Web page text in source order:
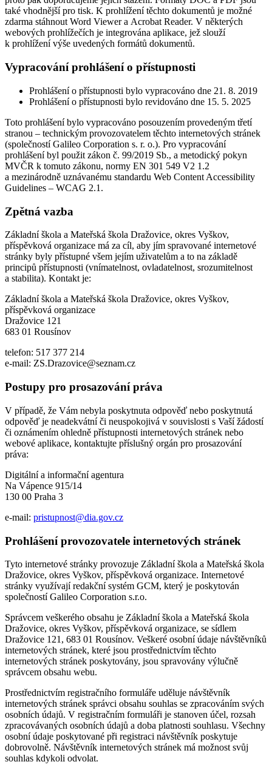
také vhodnější pro tisk. K prohlížení těchto dokumentů je možné
zdarma stáhnout Word Viewer a Acrobat Reader. V některých
webových prohlížečích je integrována aplikace, jež slouží
k prohlížení výše uvedených formátů dokumentů.
Vypracování prohlášení o přístupnosti
Prohlášení o přístupnosti bylo vypracováno dne 21. 8. 2019
Prohlášení o přístupnosti bylo revidováno dne 15. 5. 2025
Toto prohlášení bylo vypracováno posouzením provedeným třetí
stranou – technickým provozovatelem těchto internetových stránek
(společností Galileo Corporation s. r. o.). Pro vypracování
prohlášení byl použit zákon č. 99/2019 Sb., a metodický pokyn
MVČR k tomuto zákonu, normy EN 301 549 V2 1.2
a mezinárodně uznávanému standardu Web Content Accessibility
Guidelines – WCAG 2.1.
Zpětná vazba
Základní škola a Mateřská škola Dražovice, okres Vyškov,
příspěvková organizace má za cíl, aby jím spravované internetové
stránky byly přístupné všem jejím uživatelům a to na základě
principů přístupnosti (vnímatelnost, ovladatelnost, srozumitelnost
a stabilita). Kontakt je:
Základní škola a Mateřská škola Dražovice, okres Vyškov,
příspěvková organizace
Dražovice 121
683 01 Rousínov
telefon: 517 377 214
e-mail: ZS.Drazovice@seznam.cz
Postupy pro prosazování práva
V případě, že Vám nebyla poskytnuta odpověď nebo poskytnutá
odpověď je neadekvátní či neuspokojivá v souvislosti s Vaší žádostí
či oznámením ohledně přístupnosti internetových stránek nebo
webové aplikace, kontaktujte příslušný orgán pro prosazování
práva:
Digitální a informační agentura
Na Vápence 915/14
130 00 Praha 3
e-mail: pristupnost@dia.gov.cz
Prohlášení provozovatele internetových stránek
Tyto internetové stránky provozuje Základní škola a Mateřská škola
Dražovice, okres Vyškov, příspěvková organizace. Internetové
stránky využívají redakční systém GCM, který je poskytován
společností Galileo Corporation s.r.o.
Správcem veškerého obsahu je Základní škola a Mateřská škola
Dražovice, okres Vyškov, příspěvková organizace, se sídlem
Dražovice 121, 683 01 Rousínov. Veškeré osobní údaje návštěvníků
internetových stránek, které jsou prostřednictvím těchto
internetových stránek poskytovány, jsou spravovány výlučně
správcem obsahu webu.
Prostřednictvím registračního formuláře uděluje návštěvník
internetových stránek správci obsahu souhlas se zpracováním svých
osobních údajů. V registračním formuláři je stanoven účel, rozsah
zpracovávaných osobních údajů a doba platnosti souhlasu. Všechny
osobní údaje poskytované při registraci návštěvník poskytuje
dobrovolně. Návštěvník internetových stránek má možnost svůj
souhlas kdykoli odvolat.